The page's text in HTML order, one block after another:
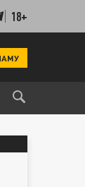
18+